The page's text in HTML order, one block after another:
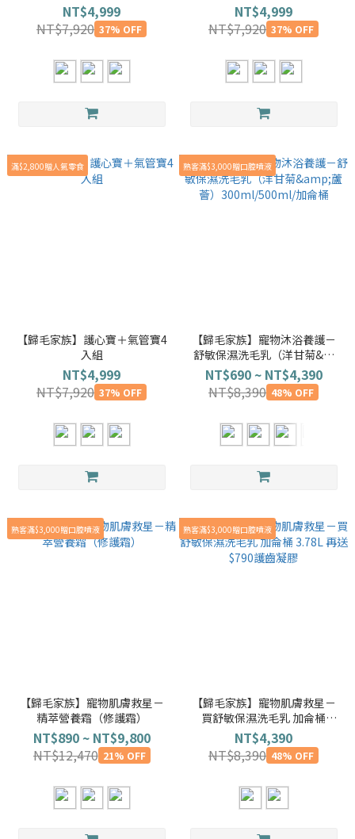
NT$4,999
NT$7,920 37% OFF
NT$4,999
NT$7,920 37% OFF
滿$2,800贈人氣零食
【歸毛家族】護心寶＋氣管寶4
入組
NT$4,999
NT$7,920 37% OFF
熟客滿$3,000贈口腔噴液
【歸毛家族】寵物沐浴養護－
舒敏保濕洗毛乳（洋甘菊&蘆
薈）300ml/500ml/加侖桶
NT$690 ~ NT$4,390
NT$8,390 48% OFF
熟客滿$3,000贈口腔噴液
【歸毛家族】寵物肌膚救星－
精萃營養霜（修護霜）
NT$890 ~ NT$9,800
NT$12,470 21% OFF
熟客滿$3,000贈口腔噴液
【歸毛家族】寵物肌膚救星－
買舒敏保濕洗毛乳 加侖桶
3.78L 再送 $790護齒凝膠
NT$4,390
NT$8,390 48% OFF